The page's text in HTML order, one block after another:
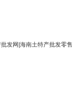
发网|海南土特产批发零售